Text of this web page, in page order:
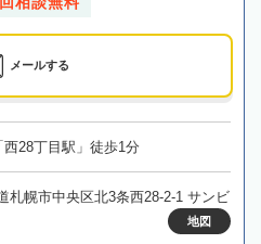
メールする
28丁目駅」徒歩1分
札幌市中央区北3条西28-2-1 サンビ
地図